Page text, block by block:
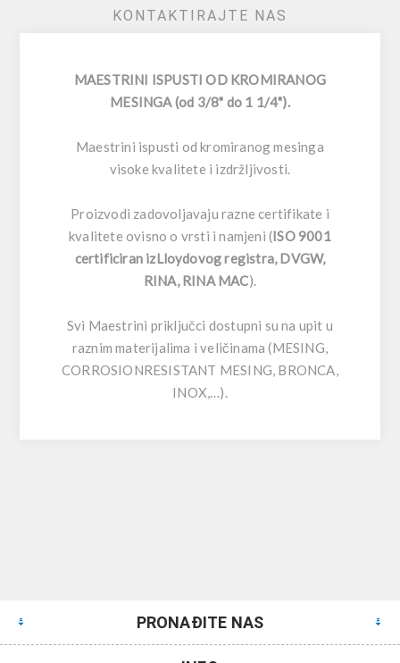
KONTAKTIRAJTE NAS
MAESTRINI ISPUSTI OD KROMIRANOG
MESINGA (od 3/8" do 1 1/4").
Maestrini ispusti od kromiranog mesinga
visoke kvalitete i izdržljivosti.
Proizvodi zadovoljavaju razne certifikate i
kvalitete ovisno o vrsti i namjeni (ISO 9001
certificiran izLloydovog registra, DVGW,
RINA, RINA MAC).
Svi Maestrini priključci dostupni su na upit u
raznim materijalima i veličinama (MESING,
CORROSIONRESISTANT MESING, BRONCA,
INOX,…).
PRONAĐITE NAS